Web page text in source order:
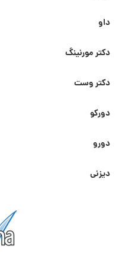
داو
دکتر مورنینگ
دکتر وست
دورکو
دورو
دیزنی